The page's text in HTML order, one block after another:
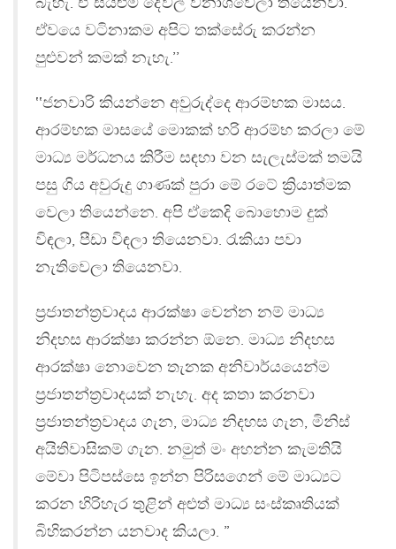
ඒවයෙ වටිනාකම අපිට තක්සේරු කරන්න
පුළුවන් කමක් නැහැ.’’
‛‛ජනවාරි කියන්නෙ අවුරුද්දෙ ආරම්භක මාසය.
ආරම්භක මාසයේ මොකක් හරි ආරම්භ කරලා මේ
මාධ්‍ය මර්ධනය කිරීම සඳහා වන සැලැස්මක් තමයි
පසු ගිය අවුරුදු ගාණක් පුරා මේ රටේ ක්‍රියාත්මක
වෙලා තියෙන්නෙ. අපි ඒකෙදි බොහොම දුක්
විඳලා, පීඩා විඳලා තියෙනවා. රැකියා පවා
නැතිවෙලා තියෙනවා.
ප්‍රජාතන්ත්‍රවාදය ආරක්ෂා වෙන්න නම් මාධ්‍ය
නිදහස ආරක්ෂා කරන්න ඕනෙ. මාධ්‍ය නිදහස
ආරක්ෂා නොවෙන තැනක අනිවාර්යයෙන්ම
ප්‍රජාතන්ත්‍රවාදයක් නැහැ. අද කතා කරනවා
ප්‍රජාතන්ත්‍රවාදය ගැන, මාධ්‍ය නිදහස ගැන, මිනිස්
අයිතිවාසිකම් ගැන. නමුත් මං අහන්න කැමතියි
මේවා පිටිපස්සෙ ඉන්න පිරිසගෙන් මේ මාධ්‍යට
කරන හිරිහැර තුළින් අළුත් මාධ්‍ය සංස්කෘතියක්
බිහිකරන්න යනවාද කියලා. ”